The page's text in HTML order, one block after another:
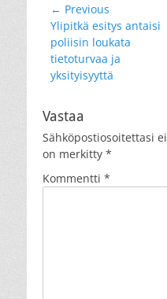
Artikkelien
selaus
← Previous
Previous
post:
Ylipitkä esitys antaisi
poliisin loukata
tietoturvaa ja
yksityisyyttä
Vastaa
Sähköpostiosoitettasi
on merkitty *
Kommentti *